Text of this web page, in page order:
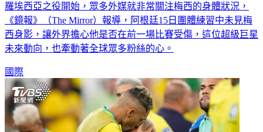
羅埃西亞之役開始，眾多外媒就非常關注梅西的身體狀況，
《鏡報》（The Mirror）報導，阿根廷15日團體練習中未見梅
西身影，讓外界擔心他是否在前一場比賽受傷，這位超級巨星
未來動向，也牽動著全球眾多粉絲的心。
國際